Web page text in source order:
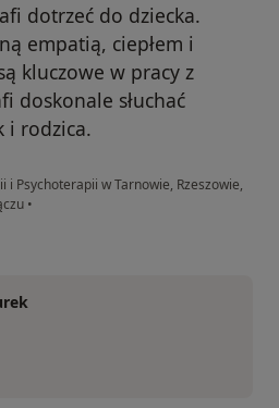
dotrzeć do dziecka.
empatią, ciepłem i
kluczowe w pracy z
doskonale słuchać
i rodzica.
i Psychoterapii w Tarnowie, Rzeszowie,
•